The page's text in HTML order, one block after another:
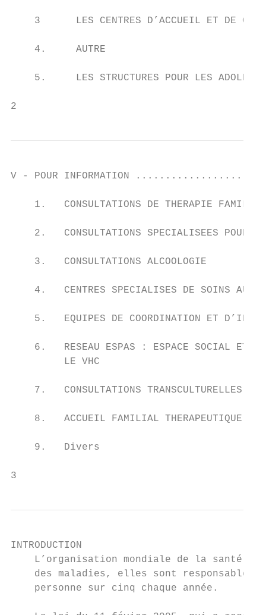
3      LES CENTRES D’ACCUEIL ET DE
    4.     AUTRE
5.     LES STRUCTURES POUR LES
2
V - POUR INFORMATION
1.   CONSULTATIONS DE THERAPIE
2.   CONSULTATIONS SPECIALISEES POUR
    3.   CONSULTATIONS ALCOOLOGIE
4.   CENTRES SPECIALISES DE SOINS AUX
5.   EQUIPES DE COORDINATION ET
6.   RESEAU ESPAS : ESPACE SOCIAL ET
         LE VHC
7.   CONSULTATIONS TRANSCULTURELLES ET
8.   ACCUEIL FAMILIAL THERAPEUTIQUE
    9.   Divers
3
INTRODUCTION
L’organisation mondiale de la santé
des maladies, elles sont responsables
    personne sur cinq chaque année.